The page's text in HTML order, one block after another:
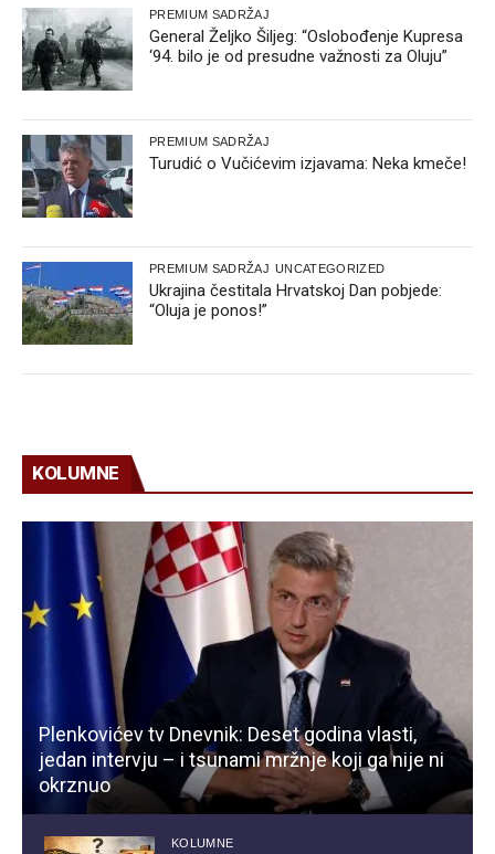
PREMIUM SADRŽAJ
General Željko Šiljeg: “Oslobođenje Kupresa
‘94. bilo je od presudne važnosti za Oluju”
PREMIUM SADRŽAJ
Turudić o Vučićevim izjavama: Neka kmeče!
PREMIUM SADRŽAJ UNCATEGORIZED
Ukrajina čestitala Hrvatskoj Dan pobjede:
“Oluja je ponos!”
KOLUMNE
Plenkovićev tv Dnevnik: Deset godina vlasti,
jedan intervju – i tsunami mržnje koji ga nije ni
okrznuo
KOLUMNE